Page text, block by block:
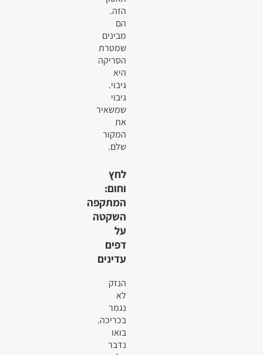
הזה.
הם
מבינים
שמטרת
הסריקה
היא
גיבוי.
גיבוי
שמשאיר
את
המקור
שלם.
לחץ
וחום:
המתקפה
השקטה
על
דפים
עדינים
הנזק
לא
נגמר
בכריכה.
בואו
נדבר